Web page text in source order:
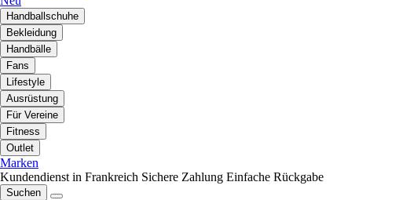
Handballschuhe
Bekleidung
Handbälle
Fans
Lifestyle
Ausrüstung
Für Vereine
Fitness
Outlet
Marken
Kundendienst in Frankreich Sichere Zahlung Einfache Rückgabe
Suchen